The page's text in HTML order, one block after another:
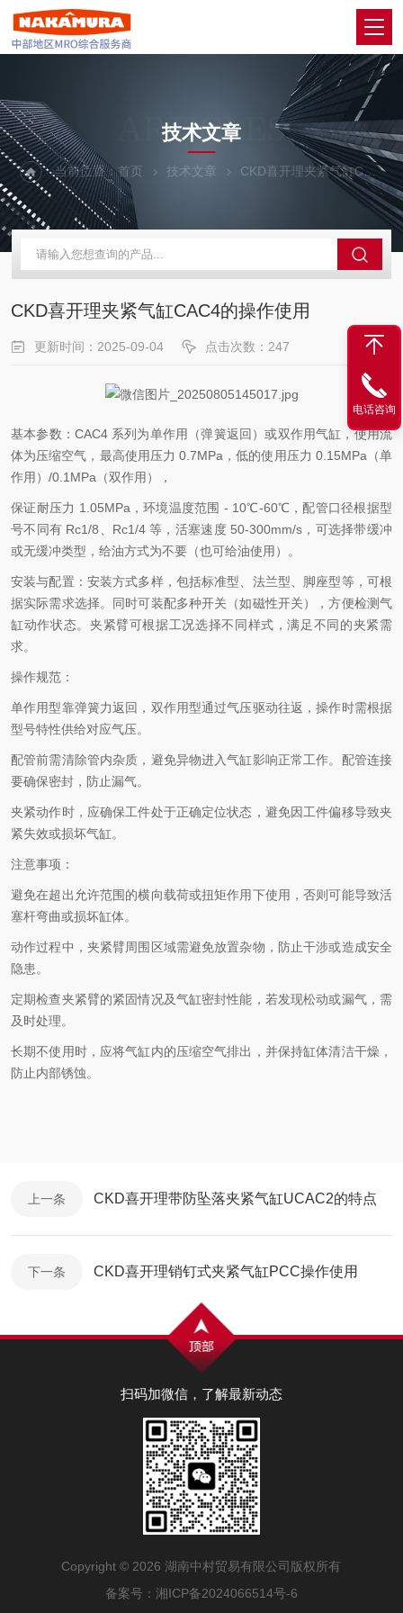
ARTICLES
技术文章
当前位置：首页 技术文章 CKD喜开理夹紧气缸CAC4的操作使用
CKD喜开理夹紧气缸CAC4的操作使用
更新时间：2025-09-04 点击次数：247
基本参数：CAC4 系列为单作用（弹簧返回）或双作用气缸，使用流
体为压缩空气，最高使用压力 0.7MPa，低的使用压力 0.15MPa（单
作用）/0.1MPa（双作用），
保证耐压力 1.05MPa，环境温度范围 - 10℃-60℃，配管口径根据型
号不同有 Rc1/8、Rc1/4 等，活塞速度 50-300mm/s，可选择带缓冲
或无缓冲类型，给油方式为不要（也可给油使用）。
安装与配置：安装方式多样，包括标准型、法兰型、脚座型等，可根
据实际需求选择。同时可装配多种开关（如磁性开关），方便检测气
缸动作状态。夹紧臂可根据工况选择不同样式，满足不同的夹紧需
求。
操作规范：
单作用型靠弹簧力返回，双作用型通过气压驱动往返，操作时需根据
型号特性供给对应气压。
配管前需清除管内杂质，避免异物进入气缸影响正常工作。配管连接
要确保密封，防止漏气。
夹紧动作时，应确保工件处于正确定位状态，避免因工件偏移导致夹
紧失效或损坏气缸。
注意事项：
避免在超出允许范围的横向载荷或扭矩作用下使用，否则可能导致活
塞杆弯曲或损坏缸体。
动作过程中，夹紧臂周围区域需避免放置杂物，防止干涉或造成安全
隐患。
定期检查夹紧臂的紧固情况及气缸密封性能，若发现松动或漏气，需
及时处理。
长期不使用时，应将气缸内的压缩空气排出，并保持缸体清洁干燥，
防止内部锈蚀。
上一条 CKD喜开理带防坠落夹紧气缸UCAC2的特点
下一条 CKD喜开理销钉式夹紧气缸PCC操作使用
扫码加微信，了解最新动态
Copyright © 2026 湖南中村贸易有限公司版权所有
备案号：湘ICP备2024066514号-6
电话咨询